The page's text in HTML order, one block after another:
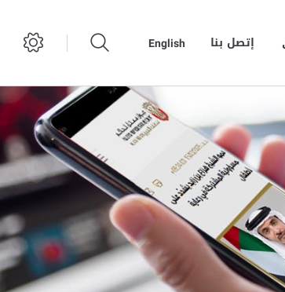
إتصل بنا English